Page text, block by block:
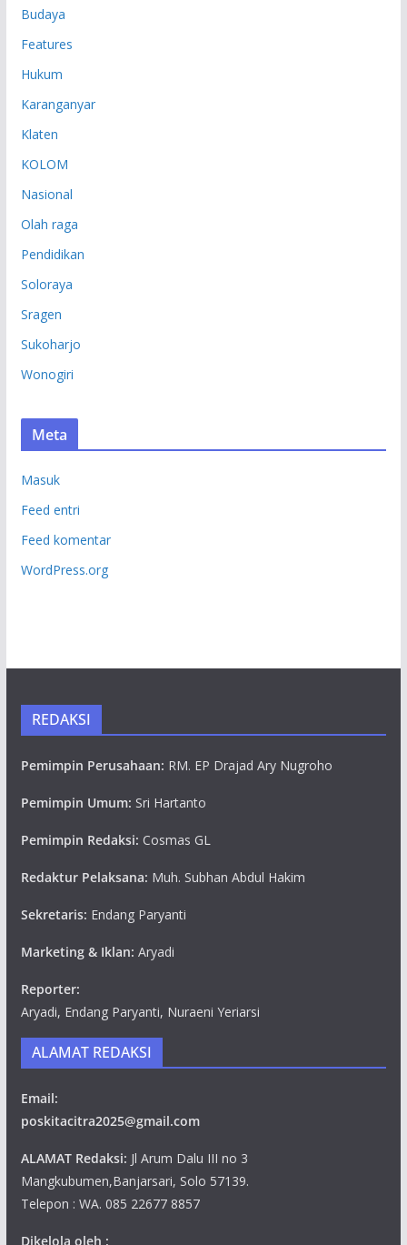
Budaya
Features
Hukum
Karanganyar
Klaten
KOLOM
Nasional
Olah raga
Pendidikan
Soloraya
Sragen
Sukoharjo
Wonogiri
Meta
Masuk
Feed entri
Feed komentar
WordPress.org
REDAKSI
Pemimpin Perusahaan: RM. EP Drajad Ary Nugroho
Pemimpin Umum: Sri Hartanto
Pemimpin Redaksi: Cosmas GL
Redaktur Pelaksana: Muh. Subhan Abdul Hakim
Sekretaris: Endang Paryanti
Marketing & Iklan: Aryadi
Reporter:
Aryadi, Endang Paryanti, Nuraeni Yeriarsi
ALAMAT REDAKSI
Email:
poskitacitra2025@gmail.com
ALAMAT Redaksi: Jl Arum Dalu III no 3
Mangkubumen,Banjarsari, Solo 57139.
Telepon : WA. 085 22677 8857
Dikelola oleh :